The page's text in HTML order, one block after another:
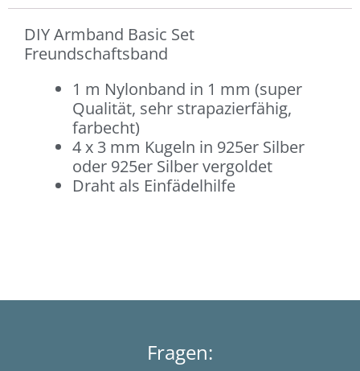
DIY Armband Basic Set
Freundschaftsband
1 m Nylonband in 1 mm (super
Qualität, sehr strapazierfähig,
farbecht)
4 x 3 mm Kugeln in 925er Silber
oder 925er Silber vergoldet
Draht als Einfädelhilfe
Fragen: